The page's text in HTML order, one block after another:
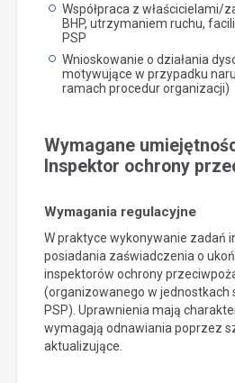
Współpraca z właścicielami/
BHP, utrzymaniem ruchu,
PSP
Wnioskowanie o działania
motywujące w przypadku
ramach procedur organizacji)
Wymagane
Inspektor ochrony
Wymagania regulacyjne
W praktyce wykonywanie zadań
posiadania zaświadczenia o
inspektorów ochrony
(organizowanego w jednostkach
PSP). Uprawnienia mają
wymagają odnawiania poprzez
aktualizujące.